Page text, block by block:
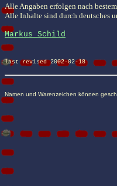
Alle Angaben erfolgen nach
Alle Inhalte sind durch deutsches
Markus Schild
last revised 2002-02-18
Namen und Warenzeichen können